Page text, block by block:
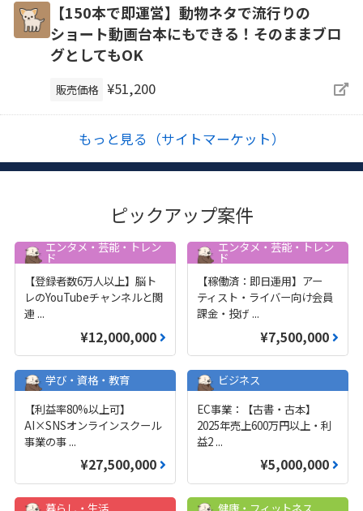
【150本で即運営】動物ネタで流行りの
ショート動画台本にもできる！そのままブロ
グとしてもOK
販売価格 ¥51,200
もっと見る（サイトマーケット）
ピックアップ案件
エンタメ・芸能・トレン
ド
【登録者数6万人以上】脳ト
レのYouTubeチャンネルと関
連 ...
¥12,000,000
エンタメ・芸能・トレン
ド
【稼働済：即日運用】アー
ティスト・ライバー向け会員
課金・投げ ...
¥7,500,000
学び・資格・教育
【利益率80%以上可】
AI×SNSオンラインスクール
事業の事 ...
¥27,500,000
ビジネス
EC事業：【古書・古本】
2025年売上600万円以上・利
益2 ...
¥5,000,000